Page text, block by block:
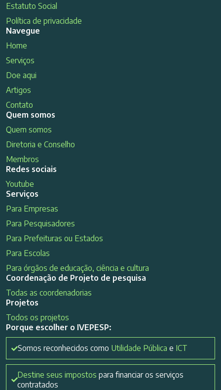
Estatuto Social
Política de privacidade
Navegue
Home
Serviços
Doe aqui
Artigos
Contato
Quem somos
Quem somos
Diretoria e Conselho
Membros
Redes sociais
Youtube
Serviços
Para Empresas
Para Pesquisadores
Para Prefeituras ou Estados
Para Escolas
Para órgãos de educação, ciência e cultura
Coordenação de Projeto de pesquisa
Todas as coordenadorias
Projetos
Todos os projetos
Porque escolher o IVEPESP:
Somos reconhecidos como Utilidade Pública e ICT
Destine seus impostos para financiar os serviços
contratados